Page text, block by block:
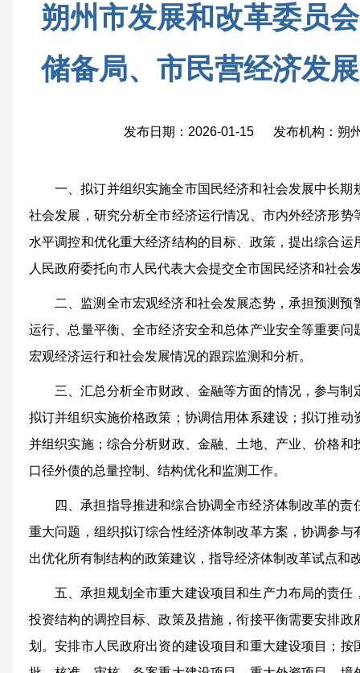
朔州市发展和改革委员
储备局、市民营经济发
发布日期：2026-01-15 发布机构：朔
一、拟订并组织实施全市国民经济和社会发展中长
社会发展，研究分析全市经济运行情况、市内外经济形
水平调控和优化重大经济结构的目标、政策，提出综合
人民政府委托向市人民代表大会提交全市国民经济和社会
二、监测全市宏观经济和社会发展态势，承担预测
运行、总量平衡、全市经济安全和总体产业安全等重要
宏观经济运行和社会发展情况的跟踪监测和分析。
三、汇总分析全市财政、金融等方面的情况，参与
拟订并组织实施价格政策；协调信用体系建设；拟订推
并组织实施；综合分析财政、金融、土地、产业、价格
口径外债的总量控制、结构优化和监测工作。
四、承担指导推进和综合协调全市经济体制改革的
重大问题，组织拟订综合性经济体制改革方案，协调参
出优化所有制结构的政策建议，指导经济体制改革试点和
五、承担规划全市重大建设项目和生产力布局的责
投资结构的调控目标、政策及措施，衔接平衡需要安排
划。安排市人民政府出资的建设项目和重大建设项目；